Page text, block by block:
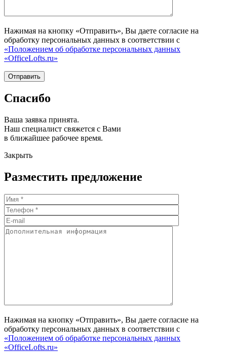
Нажимая на кнопку «Отправить», Вы даете согласие на
обработку персональных данных в соответствии с
«Положением об обработке персональных данных
«OfficeLofts.ru»
Спасибо
Ваша заявка принята.
Наш специалист свяжется с Вами
в ближайшее рабочее время.
Закрыть
Разместить предложение
Нажимая на кнопку «Отправить», Вы даете согласие на
обработку персональных данных в соответствии с
«Положением об обработке персональных данных
«OfficeLofts.ru»